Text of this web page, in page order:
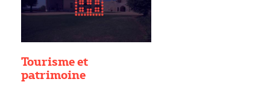
Tourisme et
patrimoine